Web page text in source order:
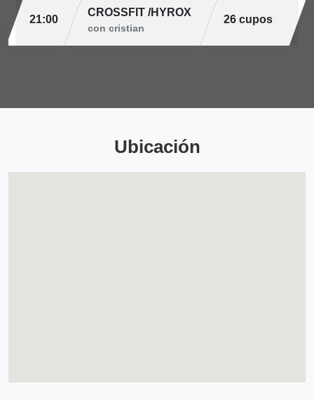
21:00
CROSSFIT /HYROX
con cristian
26 cupos
Ubicación